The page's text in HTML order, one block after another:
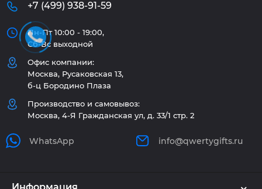
+7 (499) 938-91-59
Пн-Пт 10:00 - 19:00,
Сб-Вс выходной
Офис компании:
Москва, Русаковская 13,
б-ц Бородино Плаза
Производство и самовывоз:
Москва, 4-Я Гражданская ул, д. 33/1 стр. 2
WhatsApp info@qwertygifts.ru
Информация